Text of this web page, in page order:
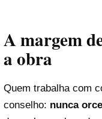
A margem
a obra
Quem trabalha com
conselho: nunca orce